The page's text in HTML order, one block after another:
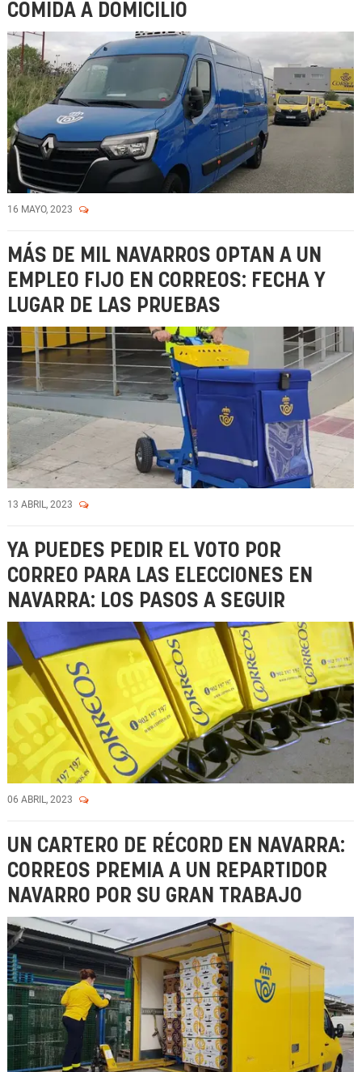
COMIDA A DOMICILIO
16 MAYO, 2023
MÁS DE MIL NAVARROS OPTAN A UN
EMPLEO FIJO EN CORREOS: FECHA Y
LUGAR DE LAS PRUEBAS
13 ABRIL, 2023
YA PUEDES PEDIR EL VOTO POR
CORREO PARA LAS ELECCIONES EN
NAVARRA: LOS PASOS A SEGUIR
06 ABRIL, 2023
UN CARTERO DE RÉCORD EN NAVARRA:
CORREOS PREMIA A UN REPARTIDOR
NAVARRO POR SU GRAN TRABAJO